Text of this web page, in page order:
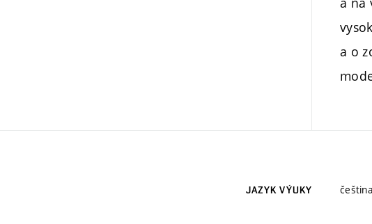
a o
JAZYK VÝUKY čeština